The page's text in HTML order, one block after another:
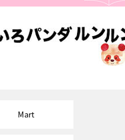
Mart